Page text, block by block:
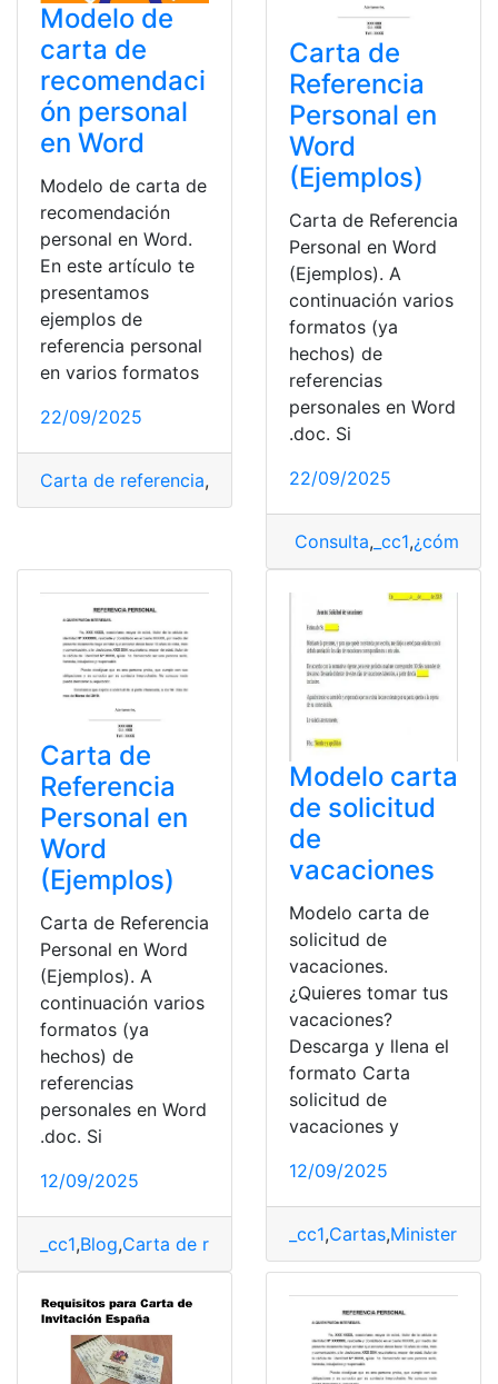
Modelo de
carta de
recomendaci
ón personal
en Word
Modelo de carta de
recomendación
personal en Word.
En este artículo te
presentamos
ejemplos de
referencia personal
en varios formatos
22/09/2025
Carta de referencia, Modelos,ofertas de
Carta de
Referencia
Personal en
Word
(Ejemplos)
Carta de Referencia
Personal en Word
(Ejemplos). A
continuación varios
formatos (ya
hechos) de
referencias
personales en Word
.doc. Si
22/09/2025
Consulta, _cc1,¿cómo lo
Carta de
Referencia
Personal en
Word
(Ejemplos)
Carta de Referencia
Personal en Word
(Ejemplos). A
continuación varios
formatos (ya
hechos) de
referencias
personales en Word
.doc. Si
12/09/2025
_cc1,Blog,Carta de referencia ,Herramientas Ecuador
Modelo carta
de solicitud
de
vacaciones
Modelo carta de
solicitud de
vacaciones.
¿Quieres tomar tus
vacaciones?
Descarga y llena el
formato Carta
solicitud de
vacaciones y
12/09/2025
_cc1,Cartas,Ministerio